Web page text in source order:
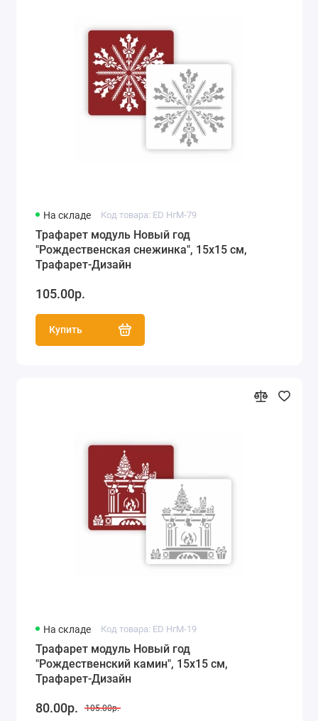
На складе Код товара: ED НгМ-79
Трафарет модуль Новый год
"Рождественская снежинка", 15х15 см,
Трафарет-Дизайн
105.00р.
Купить
На складе Код товара: ED НгМ-19
Трафарет модуль Новый год
"Рождественский камин", 15х15 см,
Трафарет-Дизайн
80.00р. 105.00р.